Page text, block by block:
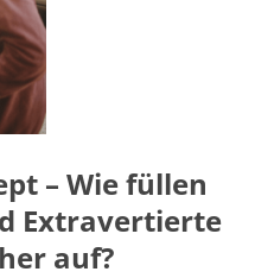
– Wie füllen
Extravertierte
auf?